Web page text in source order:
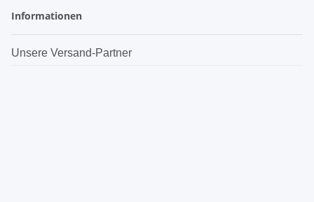
Informationen
Unsere Versand-Partner